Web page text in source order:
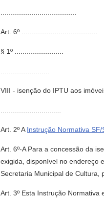
Art. 6º .......................................
§ 1º .........................
VIII - isenção do IPTU aos
Art. 2º A Instrução Normativa
Art. 6º-A Para a concessão da
exigida, disponível no endereço
Secretaria Municipal de Cultura,
Art. 3º Esta Instrução Normativa